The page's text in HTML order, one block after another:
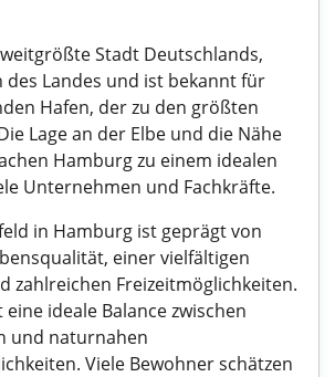
Stadt Deutschlands,
des Landes und ist bekannt für
Hafen, der zu den größten
Lage an der Elbe und die Nähe
Hamburg zu einem idealen
Unternehmen und Fachkräfte.
in Hamburg ist geprägt von
einer vielfältigen
zahlreichen Freizeitmöglichkeiten.
ideale Balance zwischen
und naturnahen
Viele Bewohner schätzen